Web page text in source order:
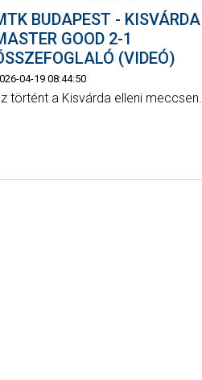
BUDAPEST - KISVÁRDA
GOOD 2-1
(VIDEÓ)
04-19 08:44:50
történt a Kisvárda elleni meccsen.